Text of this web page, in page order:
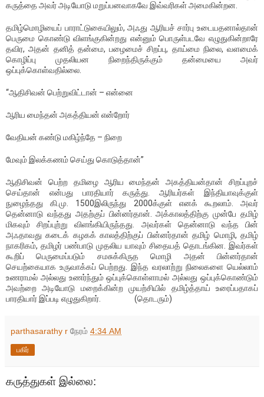
கருத்தை அவர் அடியோடு மறுப்பனவாகவே இவ்வரிகள் அமைகின்றன.
தமிழ்மொழியைப் பாராட்டுகையிலும், அஃது ஆரியச் சார்பு உடையதனால்தான்
பெருமை கொண்டு விளங்குகின்றது என்னும் பொருள்படவே எழுதுகின்றாரே
தவிர, அதன் தனித் தன்மை, பழைமைச் சிறப்பு, தாய்மை நிலை, வளமைக்
கொழிப்பு முதலியன நிறைந்திருக்கும் தன்மையை அவர்
ஒப்புக்கொள்வதில்லை.
“ஆதிசிவன் பெற்றுவிட்டான் – என்னை
ஆரிய மைந்தன் அகத்தியன் என்றோர்
வேதியன் கண்டு மகிழ்ந்தே – நிறை
மேவும் இலக்கணம் செய்து கொடுத்தான்”
ஆதிசிவன் பெற்ற தமிழை ஆரிய மைந்தன் அகத்தியன்தான் சிறப்புறச்
செய்தான் என்பது பாரதியார் கருத்து. ஆரியர்கள் இந்தியாவுக்குள்
நுழைந்தது கி.மு. 1500இலிருந்து 2000க்குள் எனக் கூறலாம். அவர்
தென்னாடு வந்தது அதற்குப் பின்னர்தான். அக்காலத்திற்கு முன்பே தமிழ்
மிகவும் சிறப்புற்று விளங்கியிருந்தது. அவர்கள் தென்னாடு வந்த பின்
அஃதாவது கடைக் கழகக் காலத்திற்குப் பின்னர்தான் தமிழ் மொழி, தமிழ்
நாகரிகம், தமிழர் பண்பாடு முதலிய யாவும் சிதையத் தொடங்கின. இவர்கள்
கூறிப் பெருமைப்படும் சமசுக்கிருத மொழி அதன் பின்னர்தான்
செயற்கையாக உருவாக்கப் பெற்றது. இந்த வரலாற்று நிலைகளை யெல்லாம்
உணராமல் அல்லது உணர்ந்தும் ஒப்புக்கொள்ளாமல் அல்லது ஒப்புக்கொண்டும்
அவற்றை அடியோடு மறைக்கின்ற முயற்சியில் தமிழ்த்தாய் உரைப்பதாகப்
பாரதியார் இப்படி எழுதுகிறார். (தொடரும்)
parthasarathy r நேரம் 4:34 AM
பகிர்
கருத்துகள் இல்லை: